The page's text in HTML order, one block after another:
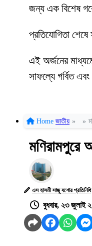
জন্য এক বিশেষ
প্রতিযোগিতা
এই অর্জনের
সাফল্যে গর্বিত
Home জাতীয় » »
মণিরামপুরে
এস হাসমী সাজু যশোর প্রতিনিধি
বুধবার, ২৩ জুলাই